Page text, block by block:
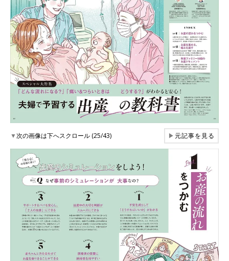
▼次の画像は下へスクロール (25/43) ▶元記事を見る